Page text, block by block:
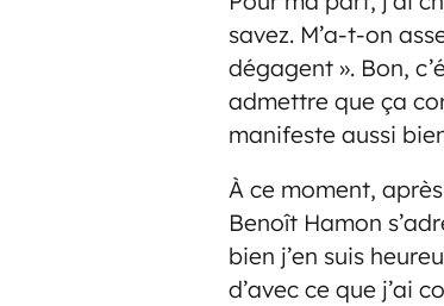
savez. M’a-t-on
dégagent ». Bon,
admettre que ça
manifeste aussi
À ce moment,
Benoît Hamon
bien j’en suis
d’avec ce que j’ai